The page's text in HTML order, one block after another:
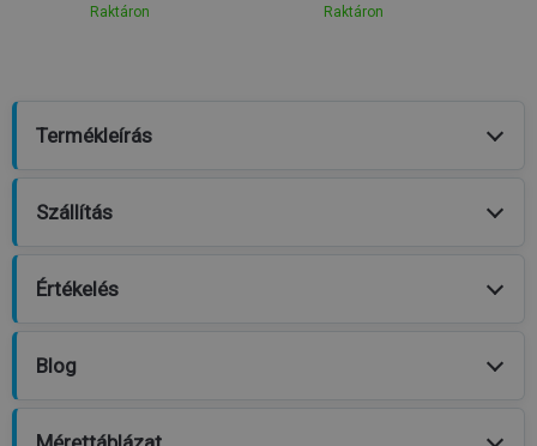
Raktáron Raktáron
Termékleírás
Szállítás
Értékelés
Blog